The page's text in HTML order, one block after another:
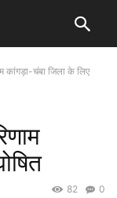
कांगड़ा-चंबा जिला के लिए
0
82